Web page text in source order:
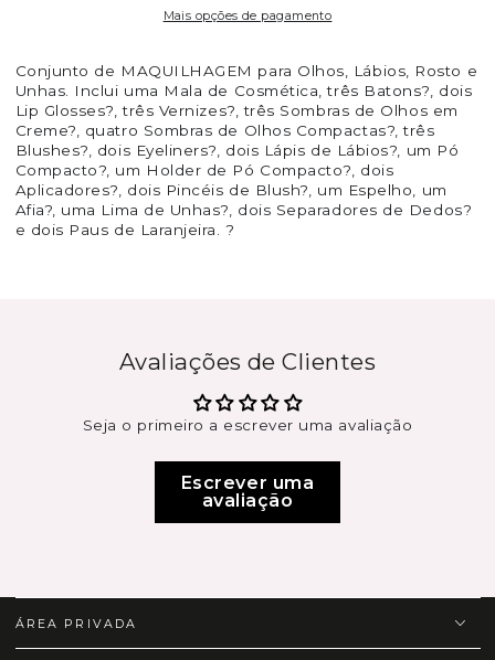
Mais opções de pagamento
Conjunto de MAQUILHAGEM para Olhos, Lábios, Rosto e
Unhas. Inclui uma Mala de Cosmética, três Batons?, dois
Lip Glosses?, três Vernizes?, três Sombras de Olhos em
Creme?, quatro Sombras de Olhos Compactas?, três
Blushes?, dois Eyeliners?, dois Lápis de Lábios?, um Pó
Compacto?, um Holder de Pó Compacto?, dois
Aplicadores?, dois Pincéis de Blush?, um Espelho, um
Afia?, uma Lima de Unhas?, dois Separadores de Dedos?
e dois Paus de Laranjeira. ?
Avaliações de Clientes
Seja o primeiro a escrever uma avaliação
Escrever uma
avaliação
ÁREA PRIVADA